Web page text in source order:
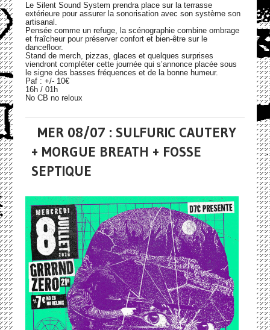
Le Silent Sound System prendra place sur la terrasse
extérieure pour assurer la sonorisation avec son système son
artisanal.
Pensée comme un refuge, la scénographie combine ombrage
et fraîcheur pour préserver confort et bien-être sur le
dancefloor.
Stand de merch, pizzas, glaces et quelques surprises
viendront compléter cette journée qui s’annonce placée sous
le signe des basses fréquences et de la bonne humeur.
Paf : +/- 10€
16h / 01h
No CB no reloux
MER 08/07 : SULFURIC CAUTERY
+ MORGUE BREATH + FOSSE
SEPTIQUE